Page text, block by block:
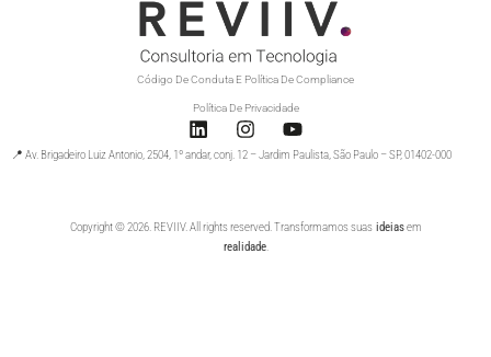
Código De Conduta E Política De Compliance
Política De Privacidade
📍 Av. Brigadeiro Luiz Antonio, 2504, 1º andar, conj. 12 – Jardim Paulista, São Paulo – SP, 01402-000
Copyright © 2026. REVIIV. All rights reserved. Transformamos suasideiasem
realidade.